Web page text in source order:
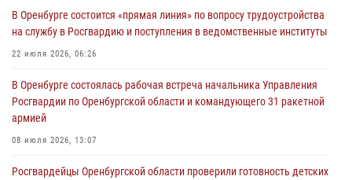
Росгвардейцы Оренбургской области проверили готовность детских
образовательных учреждений к новому учебному году
24 июля 2026, 12:25
При силовой поддержке ОМОН «Кобра» Росгвардии в Оренбурге
проведён рейд по строительным объектам
23 июля 2026, 10:47
В Оренбурге состоится «прямая линия» по вопросу трудоустройства
на службу в Росгвардию и поступления в ведомственные институты
22 июля 2026, 06:26
В Оренбурге состоялась рабочая встреча начальника Управления
Росгвардии по Оренбургской области и командующего 31 ракетной
армией
08 июля 2026, 13:07
Росгвардейцы Оренбургской области проверили готовность детских